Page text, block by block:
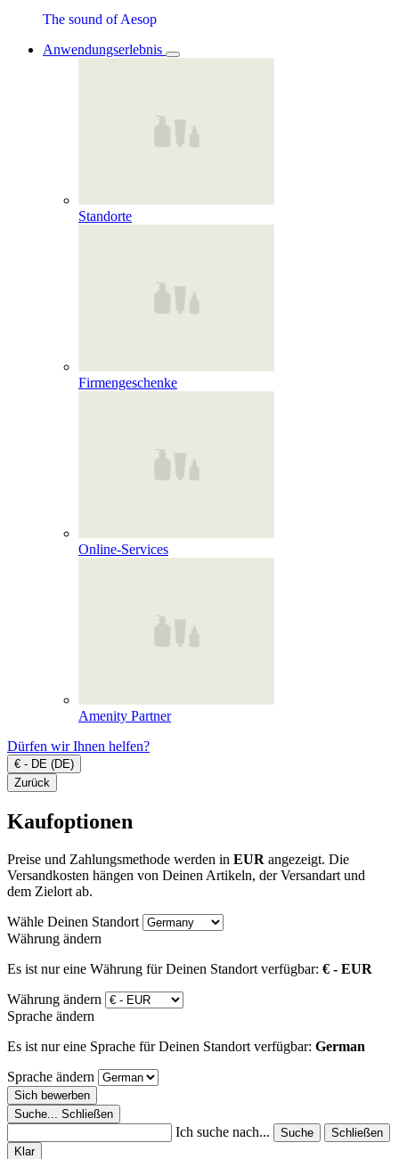
The sound of Aesop
Anwendungserlebnis
Standorte
Firmengeschenke
Online‑Services
Amenity Partner
Dürfen wir Ihnen helfen?
€ - DE (DE)
Zurück
Kaufoptionen
Preise und Zahlungsmethode werden in EUR angezeigt. Die
Versandkosten hängen von Deinen Artikeln, der Versandart und
dem Zielort ab.
Wähle Deinen Standort
Währung ändern
Es ist nur eine Währung für Deinen Standort verfügbar: € - EUR
Währung ändern
Sprache ändern
Es ist nur eine Sprache für Deinen Standort verfügbar: German
Sprache ändern
Sich bewerben
Suche...
Schließen
Ich suche nach... Suche
Schließen
Klar